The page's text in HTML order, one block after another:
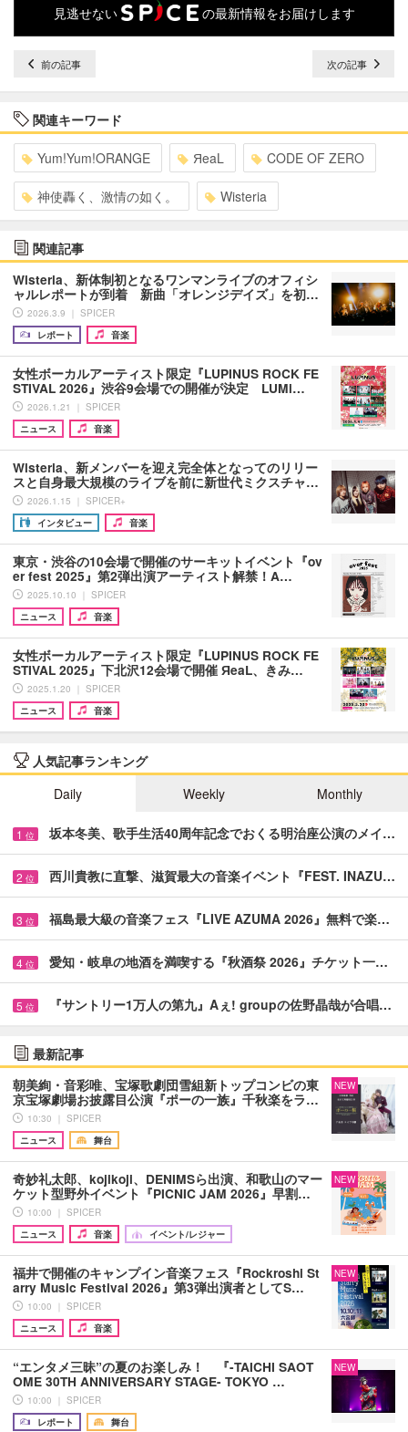
見逃せない の最新情報をお届けします
前の記事 次の記事
関連キーワード
Yum!Yum!ORANGE ЯeaL CODE OF ZERO
神使轟く、激情の如く。 Wisteria
関連記事
Wisteria、新体制初となるワンマンライブのオフィシ
ャルレポートが到着 新曲「オレンジデイズ」を初…
2026.3.9 ｜ SPICER
レポート
音楽
女性ボーカルアーティスト限定『LUPINUS ROCK FE
STIVAL 2026』渋谷9会場での開催が決定 LUMi…
2026.1.21 ｜ SPICER
ニュース
音楽
Wisteria、新メンバーを迎え完全体となってのリリー
スと自身最大規模のライブを前に新世代ミクスチャ…
2026.1.15 ｜ SPICER+
インタビュー
音楽
東京・渋谷の10会場で開催のサーキットイベント『ov
er fest 2025』第2弾出演アーティスト解禁！A…
2025.10.10 ｜ SPICER
ニュース
音楽
女性ボーカルアーティスト限定『LUPINUS ROCK FE
STIVAL 2025』下北沢12会場で開催 ЯeaL、きみ…
2025.1.20 ｜ SPICER
ニュース
音楽
人気記事ランキング
Daily
Weekly Monthly
1 位 坂本冬美、歌手生活40周年記念でおくる明治座公演のメイ…
2 位 西川貴教に直撃、滋賀最大の音楽イベント『FEST. INAZU…
3 位 福島最大級の音楽フェス『LIVE AZUMA 2026』無料で楽…
4 位 愛知・岐阜の地酒を満喫する『秋酒祭 2026』チケット一…
5 位 『サントリー1万人の第九』Aぇ! groupの佐野晶哉が合唱…
最新記事
朝美絢・音彩唯、宝塚歌劇団雪組新トップコンビの東
京宝塚劇場お披露目公演『ポーの一族』千秋楽をラ…
10:30 ｜ SPICER
ニュース
舞台
NEW
奇妙礼太郎、kojikoji、DENIMSら出演、和歌山のマー
ケット型野外イベント『PICNIC JAM 2026』早割…
10:00 ｜ SPICER
ニュース
音楽 イベント/レジャー
NEW
福井で開催のキャンプイン音楽フェス『Rockroshi St
arry Music Festival 2026』第3弾出演者としてS…
10:00 ｜ SPICER
ニュース
音楽
NEW
“エンタメ三昧”の夏のお楽しみ！ 『-TAICHI SAOT
OME 30TH ANNIVERSARY STAGE- TOKYO …
10:00 ｜ SPICER
レポート
舞台
NEW